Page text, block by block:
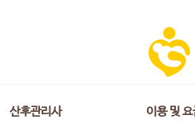
산후관리사 이용 및 요